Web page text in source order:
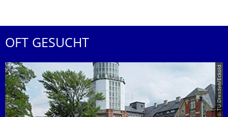
OFT GESUCHT
© TU Dresden/Eckold